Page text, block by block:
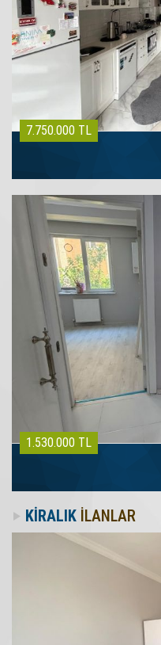
7.750.000 TL
1.530.000 TL
KİRALIK İLANLAR